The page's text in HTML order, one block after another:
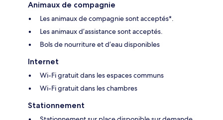
Animaux de compagnie
Les animaux de compagnie sont acceptés*.
Les animaux d’assistance sont acceptés.
Bols de nourriture et d’eau disponibles
Internet
Wi-Fi gratuit dans les espaces communs
Wi-Fi gratuit dans les chambres
Stationnement